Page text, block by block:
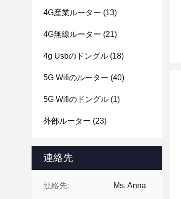
4G産業ルーター (13)
4G無線ルーター (21)
4g Usbのドングル (18)
5G Wifiのルーター (40)
5G Wifiのドングル (1)
外部ルーター (23)
連絡先
連絡先: Ms. Anna